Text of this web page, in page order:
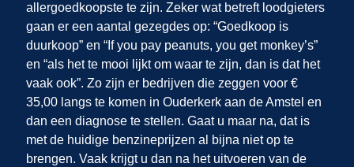
allergoedkoopste te zijn. Zeker wat betreft loodgieters
gaan er een aantal gezegdes op: “Goedkoop is
duurkoop” en “If you pay peanuts, you get monkey’s”
en “als het te mooi lijkt om waar te zijn, dan is dat het
vaak ook”. Zo zijn er bedrijven die zeggen voor €
35,00 langs te komen in Ouderkerk aan de Amstel en
dan een diagnose te stellen. Gaat u maar na, dat is
met de huidige benzineprijzen al bijna niet op te
brengen. Vaak krijgt u dan na het uitvoeren van de